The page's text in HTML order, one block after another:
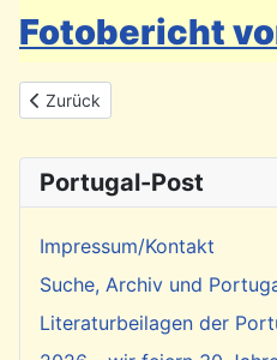
Fotobericht
Vorheriger Beitrag: Achtung:
Zurück
Portugal-Post
Impressum/Kontakt
Suche, Archiv und
Literaturbeilagen der